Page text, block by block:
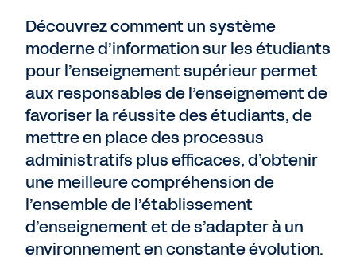
Découvrez comment un système
moderne d’information sur les étudiants
pour l’enseignement supérieur permet
aux responsables de l’enseignement de
favoriser la réussite des étudiants, de
mettre en place des processus
administratifs plus efficaces, d’obtenir
une meilleure compréhension de
l’ensemble de l’établissement
d’enseignement et de s’adapter à un
environnement en constante évolution.